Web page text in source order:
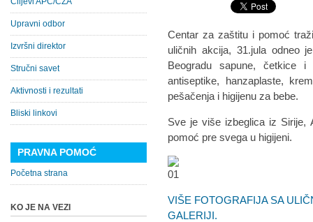
Centar za zaštitu i pomoć
uličnih akcija, 31.jula odneo
Beogradu sapune, četkice
antiseptike, hanzaplaste,
pešačenja i higijenu za bebe.
Sve je više izbeglica iz Sirije,
pomoć pre svega u higijeni.
VIŠE FOTOGRAFIJA SA
GALERIJI.
Upravni odbor
Izvršni direktor
Stručni savet
Aktivnosti i rezultati
Bliski linkovi
PRAVNA POMOĆ
Početna strana
KO JE NA VEZI